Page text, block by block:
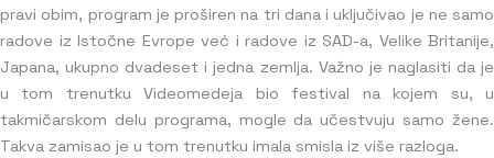
pravi obim, program je proširen na tri dana i uključivao je ne samo
radove iz Istočne Evrope već i radove iz SAD-a, Velike Britanije,
Japana, ukupno dvadeset i jedna zemlja. Važno je naglasiti da je
u tom trenutku Videomedeja bio festival na kojem su, u
takmičarskom delu programa, mogle da učestvuju samo žene.
Takva zamisao je u tom trenutku imala smisla iz više razloga.